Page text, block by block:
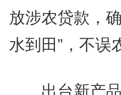
放涉农贷款，
水到田”，不误
出台新产品